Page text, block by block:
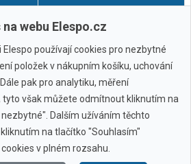
Do košíku
Všechny značky
webu Elespo.cz
používají cookies pro nezbytné
položek v nákupním košíku, uchování
pak pro analytiku, měření
tyto však můžete odmítnout kliknutím na
Dalším užíváním těchto
na tlačítko "Souhlasím"
v plném rozsahu.